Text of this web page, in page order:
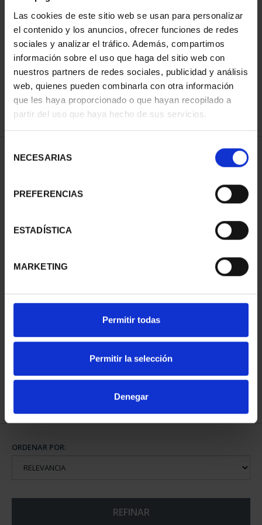
Las cookies de este sitio web se usan para personalizar
el contenido y los anuncios, ofrecer funciones de redes
sociales y analizar el tráfico. Además, compartimos
información sobre el uso que haga del sitio web con
nuestros partners de redes sociales, publicidad y análisis
web, quienes pueden combinarla con otra información
que les haya proporcionado o que hayan recopilado a
partir del uso que haya hecho de sus servicios.
NECESARIAS
PREFERENCIAS
ESTADÍSTICA
MARKETING
Permitir todas
Permitir la selección
Denegar
ORDENAR POR:
REFINAR
1 Productos encontrados
PROVINCIA COLECCION
COMPLET...
ORDENAR POR:
REFINAR